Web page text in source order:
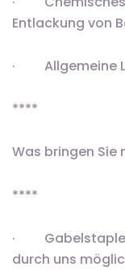
Entlackung von
· Allgemeine
****
Was bringen Sie
****
·
durch uns